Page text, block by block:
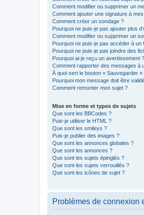
Comment modifier ou supprimer un
Comment ajouter une signature à
Comment créer un sondage ?
Pourquoi ne puis-je pas ajouter plus
Comment modifier ou supprimer un
Pourquoi ne puis-je pas accéder à un
Pourquoi ne puis-je pas joindre des
Pourquoi ai-je reçu un avertissement ?
Comment rapporter des messages à
À quoi sert le bouton « Sauvegarder
Pourquoi mon message doit être
Comment remonter mon sujet ?
Mise en forme et types de sujets
Que sont les BBCodes ?
Puis-je utiliser le HTML ?
Que sont les smileys ?
Puis-je publier des images ?
Que sont les annonces globales ?
Que sont les annonces ?
Que sont les sujets épinglés ?
Que sont les sujets verrouillés ?
Que sont les icônes de sujet ?
Problèmes de connexion